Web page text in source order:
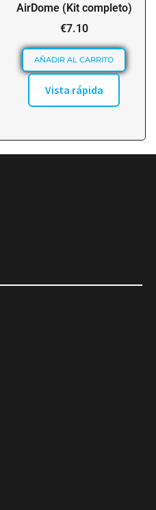
AirDome (Kit completo)
€7.10
AÑADIR AL CARRITO
Vista rápida